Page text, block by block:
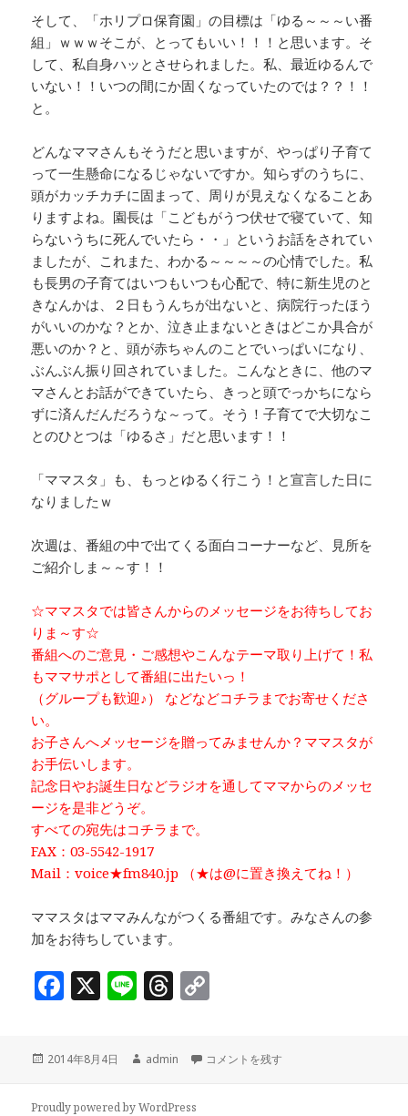
そして、「ホリプロ保育園」の目標は「ゆる～～～い番
組」ｗｗｗそこが、とってもいい！！！と思います。そ
して、私自身ハッとさせられました。私、最近ゆるんで
いない！！いつの間にか固くなっていたのでは？？！！
と。
どんなママさんもそうだと思いますが、やっぱり子育て
って一生懸命になるじゃないですか。知らずのうちに、
頭がカッチカチに固まって、周りが見えなくなることあ
りますよね。園長は「こどもがうつ伏せで寝ていて、知
らないうちに死んでいたら・・」というお話をされてい
ましたが、これまた、わかる～～～～の心情でした。私
も長男の子育てはいつもいつも心配で、特に新生児のと
きなんかは、２日もうんちが出ないと、病院行ったほう
がいいのかな？とか、泣き止まないときはどこか具合が
悪いのか？と、頭が赤ちゃんのことでいっぱいになり、
ぶんぶん振り回されていました。こんなときに、他のマ
マさんとお話ができていたら、きっと頭でっかちになら
ずに済んだんだろうな～って。そう！子育てで大切なこ
とのひとつは「ゆるさ」だと思います！！
「ママスタ」も、もっとゆるく行こう！と宣言した日に
なりましたｗ
次週は、番組の中で出てくる面白コーナーなど、見所を
ご紹介しま～～す！！
☆ママスタでは皆さんからのメッセージをお待ちしてお
りま～す☆
番組へのご意見・ご感想やこんなテーマ取り上げて！私
もママサポとして番組に出たいっ！
（グループも歓迎♪） などなどコチラまでお寄せくださ
い。
お子さんへメッセージを贈ってみませんか？ママスタが
お手伝いします。
記念日やお誕生日などラジオを通してママからのメッセ
ージを是非どうぞ。
すべての宛先はコチラまで。
FAX：03-5542-1917
Mail：voice★fm840.jp （★は@に置き換えてね！）
ママスタはママみんながつくる番組です。みなさんの参
加をお待ちしています。
F
c
e
b
X Li
e
T
e
a
y
投
2014年8月4日
作
admin 「Happy Time♫」テーマ：「ゆる育
コメントを残す
Proudly powered by WordPress